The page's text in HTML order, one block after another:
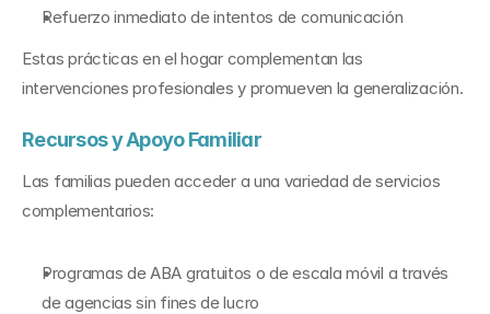
Refuerzo inmediato de intentos de comunicación
Estas prácticas en el hogar complementan las
intervenciones profesionales y promueven la generalización.
Recursos y Apoyo Familiar
Las familias pueden acceder a una variedad de servicios
complementarios:
Programas de ABA gratuitos o de escala móvil a través
de agencias sin fines de lucro